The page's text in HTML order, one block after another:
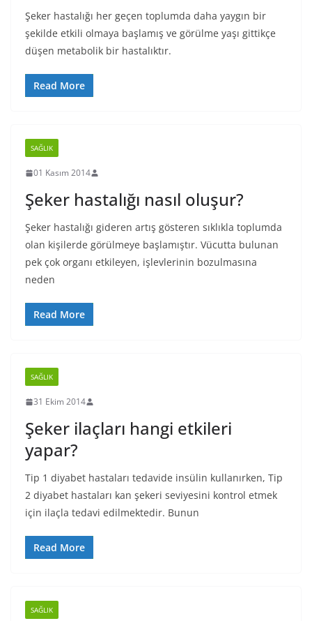
Şeker hastalığı her geçen toplumda daha yaygın bir
şekilde etkili olmaya başlamış ve görülme yaşı gittikçe
düşen metabolik bir hastalıktır.
Read More
SAĞLIK
01 Kasım 2014
Şeker hastalığı nasıl oluşur?
Şeker hastalığı gideren artış gösteren sıklıkla toplumda
olan kişilerde görülmeye başlamıştır. Vücutta bulunan
pek çok organı etkileyen, işlevlerinin bozulmasına
neden
Read More
SAĞLIK
31 Ekim 2014
Şeker ilaçları hangi etkileri
yapar?
Tip 1 diyabet hastaları tedavide insülin kullanırken, Tip
2 diyabet hastaları kan şekeri seviyesini kontrol etmek
için ilaçla tedavi edilmektedir. Bunun
Read More
SAĞLIK